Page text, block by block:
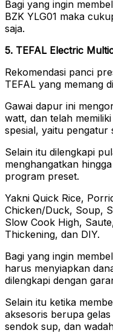
Bagi yang ingin
BZK YLG01 maka
saja.
5. TEFAL Electric
Rekomendasi panci
TEFAL yang memang
Gawai dapur ini
watt, dan telah
spesial, yaitu
Selain itu dilengkapi
menghangatkan
program preset.
Yakni Quick Rice,
Chicken/Duck, Soup,
Slow Cook High,
Thickening, dan DIY.
Bagi yang ingin
harus menyiapkan
dilengkapi dengan
Selain itu ketika
aksesoris berupa
sendok sup, dan